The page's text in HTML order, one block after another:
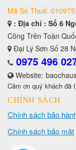
Mã Số Thuế:
: Địa chỉ : Số 6
Công Trên Toàn
Đại Lý Sơn Số 28
0975 496
Website:
Cảm ơn quý khách đã
CHÍNH SÁCH
Chính sách bảo
Chính sách bảo mật